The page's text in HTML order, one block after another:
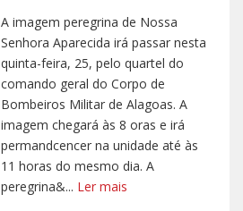
A imagem peregrina de Nossa
Senhora Aparecida irá passar nesta
quinta-feira, 25, pelo quartel do
comando geral do Corpo de
Bombeiros Militar de Alagoas. A
imagem chegará às 8 oras e irá
permandcencer na unidade até às
11 horas do mesmo dia. A
peregrina&... Ler mais